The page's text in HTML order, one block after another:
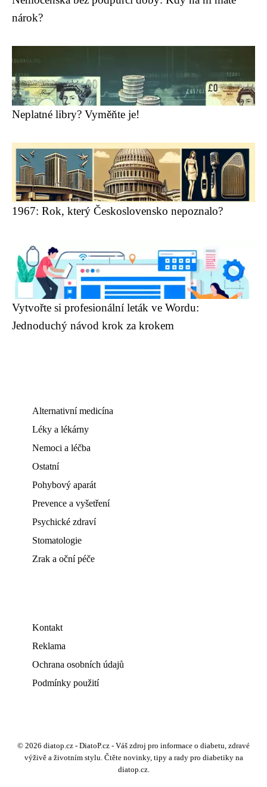
nárok?
Neplatné libry? Vyměňte je!
1967: Rok, který Československo nepoznalo?
Vytvořte si profesionální leták ve Wordu:
Jednoduchý návod krok za krokem
Alternativní medicína
Léky a lékárny
Nemoci a léčba
Ostatní
Pohybový aparát
Prevence a vyšetření
Psychické zdraví
Stomatologie
Zrak a oční péče
Kontakt
Reklama
Ochrana osobních údajů
Podmínky použití
© 2026 diatop.cz - DiatoP.cz - Váš zdroj pro informace o diabetu, zdravé
výživě a životním stylu. Čtěte novinky, tipy a rady pro diabetiky na
diatop.cz.